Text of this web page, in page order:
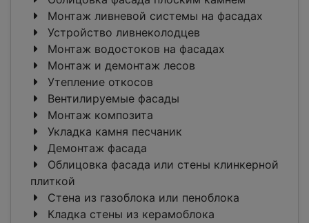
Монтаж ливневой системы на фасадах
Устройство ливнеколодцев
Монтаж водостоков на фасадах
Монтаж и демонтаж лесов
Утепление откосов
Вентилируемые фасады
Монтаж композита
Укладка камня песчаник
Демонтаж фасада
Облицовка фасада или стены клинкерной
плиткой
Стена из газоблока или пеноблока
Кладка стены из керамоблока